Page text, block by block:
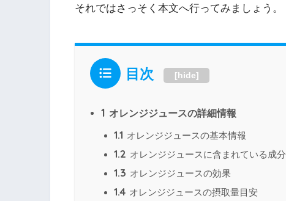
それではさっそく本文へ行ってみましょう。
目次 [hide]
1 オレンジジュースの詳細情報
1.1 オレンジジュースの基本情報
1.2 オレンジジュースに含まれている成分
1.3 オレンジジュースの効果
1.4 オレンジジュースの摂取量目安